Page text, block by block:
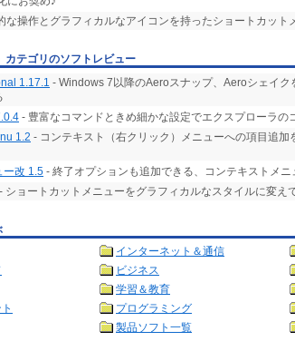
な操作とグラフィカルなアイコンを持ったショートカット
カテゴリのソフトレビュー
1.17.1 - Windows 7以降のAeroスナップ、Aeroシェイ
- 豊富なコマンドときめ細かな設定でエクスプローラの
1.2 - コンテキスト（右クリック）メニューへの項目追加
ー改 1.5 - 終了オプションも追加できる、コンテキストメニ
- ショートカットメニューをグラフィカルなスタイルに変え
インターネット＆通信
ビジネス
学習＆教育
プログラミング
製品ソフト一覧